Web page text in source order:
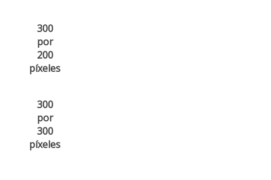
300
por
200
píxeles
300
por
300
píxeles